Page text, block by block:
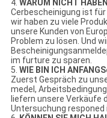
4. WARUM NICHT
Cerbescheinigung ist für
wir haben zu viele
unsere Kunden von
Problem zu lösen. Und
im furture zu sparen.
5. WIE BIN ICH
Zuerst Gespräch zu
medel,
liefern unsere Verkäufe
Untersuchung responed